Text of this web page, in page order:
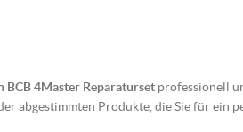
BCB 4Master Reparaturset professionell
abgestimmten Produkte, die Sie für ein